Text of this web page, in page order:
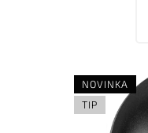
NOVINKA
TIP